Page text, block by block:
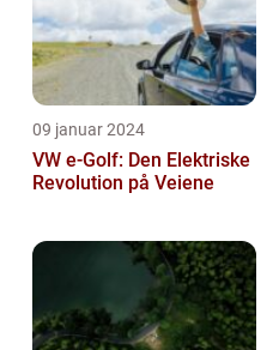
09 januar 2024
VW e-Golf: Den Elektriske
Revolution på Veiene